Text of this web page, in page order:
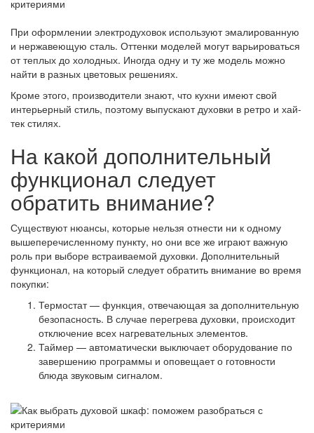
При оформлении электродуховок используют эмалированную
и нержавеющую сталь. Оттенки моделей могут варьироваться
от теплых до холодных. Иногда одну и ту же модель можно
найти в разных цветовых решениях.
Кроме этого, производители знают, что кухни имеют свой
интерьерный стиль, поэтому выпускают духовки в ретро и хай-
тек стилях.
На какой дополнительный
функционал следует
обратить внимание?
Существуют нюансы, которые нельзя отнести ни к одному
вышеперечисленному пункту, но они все же играют важную
роль при выборе встраиваемой духовки. Дополнительный
функционал, на который следует обратить внимание во время
покупки:
Термостат — функция, отвечающая за дополнительную
безопасность. В случае перегрева духовки, происходит
отключение всех нагревательных элементов.
Таймер — автоматически выключает оборудование по
завершению программы и оповещает о готовности
блюда звуковым сигналом.